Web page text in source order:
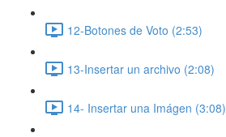
12-Botones de Voto (2:53)
13-Insertar un archivo (2:08)
14- Insertar una Imágen (3:08)